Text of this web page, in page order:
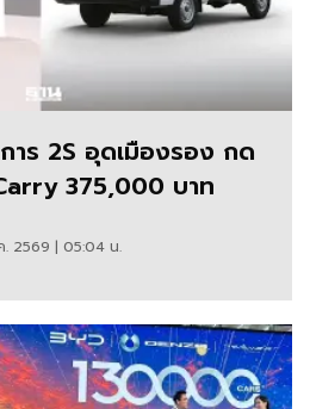
าร 2S อุดเมืองรอง กด
375,000 บาท
. 2569 | 05:04 น.